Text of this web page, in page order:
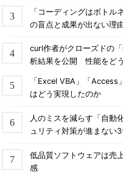
「コーディングはボト
の盲点と成果が出ない理
curl作者がクローズドの
析結果を公開 性能をど
「Excel VBA」「
はどう実現したのか
人のミスを減らす「自
ュリティ対策が進まない
低品質ソフトウェアは売
感